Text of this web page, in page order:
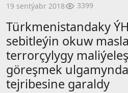
19 sentýabr 2018 3399
Türkmenistandaky
sebitleýin okuw
terrorçylygy
göreşmek
tejribesine garaldy